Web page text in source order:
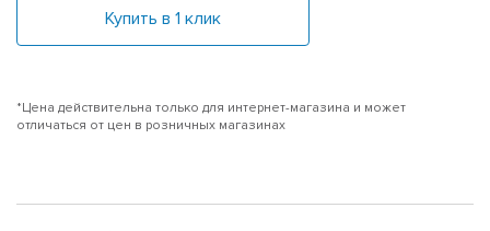
Купить в 1 клик
*Цена действительна только для интернет-магазина и может
отличаться от цен в розничных магазинах